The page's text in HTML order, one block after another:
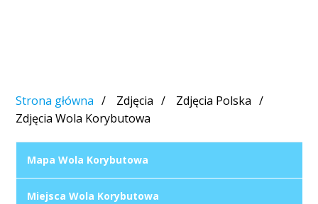
Strona główna Zdjęcia
Zdjęcia Polska
Zdjęcia Wola Korybutowa
Mapa Wola Korybutowa
Miejsca Wola Korybutowa